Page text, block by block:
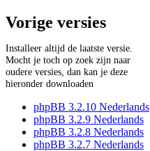
Vorige versies
Installeer altijd de laatste versie.
Mocht je toch op zoek zijn naar
oudere versies, dan kan je deze
hieronder downloaden
phpBB 3.2.10 Nederlands
phpBB 3.2.9 Nederlands
phpBB 3.2.8 Nederlands
phpBB 3.2.7 Nederlands